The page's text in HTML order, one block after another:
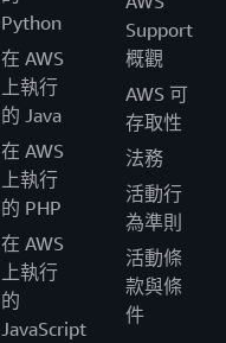
Python
在 AWS
上執行
的 Java
在 AWS
上執行
的 PHP
在 AWS
上執行
的
JavaScript
Support
概觀
AWS 可
存取性
法務
活動行
為準則
活動條
款與條
件